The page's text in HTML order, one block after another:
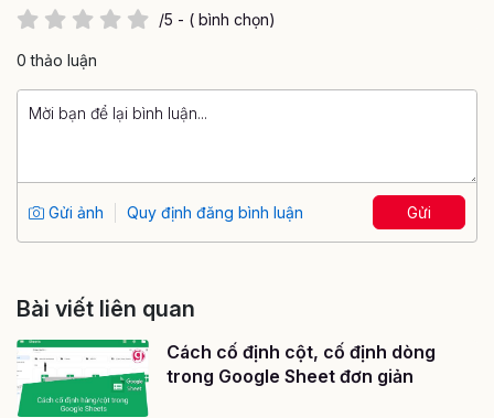
/5 - ( bình chọn)
0 thảo luận
Gửi ảnh Quy định đăng bình luận Gửi
Bài viết liên quan
Cách cố định cột, cố định dòng
trong Google Sheet đơn giản